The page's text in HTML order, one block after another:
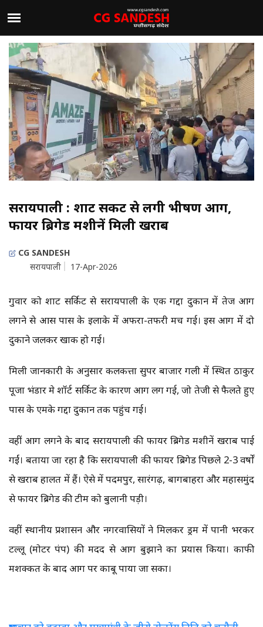
सरायपाली : शाट सर्किट से लगी भीषण आग,
फायर ब्रिगेड मशीनें मिली खराब
CG SANDESH
सरायपाली
17-Apr-2026
गुरुवार को शाट सर्किट से सरायपाली के एक गद्दा दुकान में तेज आग
लगने से आस पास के इलाके में अफरा-तफरी मच गई। इस आग में दो
दुकाने जलकर खाक हो गई।
मिली जानकारी के अनुसार कलकत्ता सुपर बाजार गली में स्थित ठाकुर
पूजा भंडार मे शॉर्ट सर्किट के कारण आग लग गई, जो तेजी से फैलते हुए
पास के एमके गद्दा दुकान तक पहुंच गई।
वहीं आग लगने के बाद सरायपाली की फायर ब्रिगेड मशीनें खराब पाई
गईं। बताया जा रहा है कि सरायपाली की फायर ब्रिगेड पिछले 2-3 वर्षों
से खराब हालत में हैं। ऐसे में पदमपुर, सारंगढ़, बागबाहरा और महासमुंद
से फायर ब्रिगेड की टीम को बुलानी पड़ी।
वहीं स्थानीय प्रशासन और नगरवासियों ने मिलकर ड्रम में पानी भरकर
टल्लू (मोटर पंप) की मदद से आग बुझाने का प्रयास किया। काफी
मशक्कत के बाद आग पर काबू पाया जा सका।